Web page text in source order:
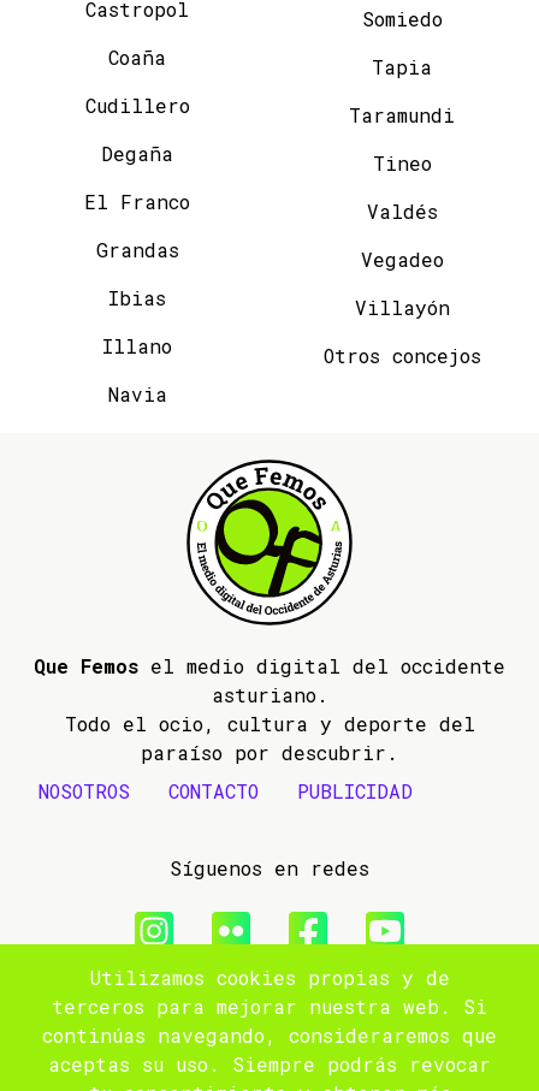
Castropol
Coaña
Cudillero
Degaña
El Franco
Grandas
Ibias
Illano
Navia
Somiedo
Tapia
Taramundi
Tineo
Valdés
Vegadeo
Villayón
Otros concejos
Que Femos el medio digital del occidente
asturiano.
Todo el ocio, cultura y deporte del
paraíso por descubrir.
NOSOTROS
CONTACTO PUBLICIDAD
Síguenos en redes
© 2009- 2026 Que Femos
Utilizamos cookies propias y de
terceros para mejorar nuestra web. Si
continúas navegando, consideraremos que
aceptas su uso. Siempre podrás revocar